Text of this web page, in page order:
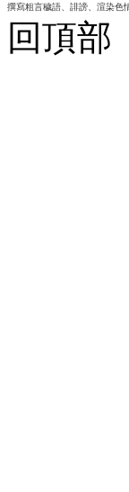
撰寫粗言穢語、誹謗、渲染色
回頂部